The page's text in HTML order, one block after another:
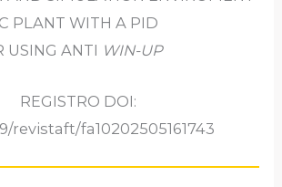
PLANT WITH A PID
USING ANTI WIN-UP
REGISTRO DOI:
revistaft/fa10202505161743